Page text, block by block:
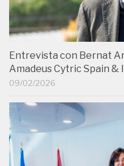
Entrevista con Bernat
Amadeus Cytric Spain &
09/02/2026